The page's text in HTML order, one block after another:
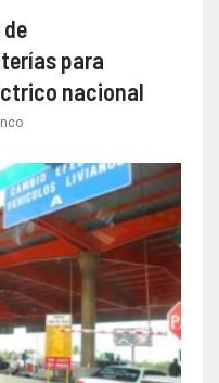
para
nacional